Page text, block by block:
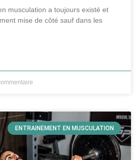
musculation a toujours existé et
mise de côté sauf dans les
ENTRAINEMENT EN MUSCULATION